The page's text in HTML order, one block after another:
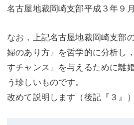
名古屋地裁岡崎支部平成３年９
なお，上記名古屋地裁岡崎支部
婦のあり方』を哲学的に分析し
すチャンス』を与えるために離
う珍しいものです。
改めて説明します（後記『３』）